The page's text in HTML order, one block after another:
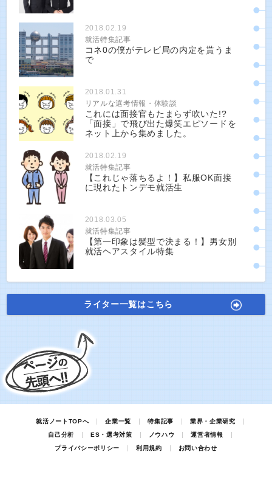
2018.02.19
就活特集記事
コネ0の僕がテレビ局の内定を貰うま
で
2018.01.31
リアルな選考情報・体験談
これには面接官もたまらず吹いた!?
「面接」で飛び出た爆笑エピソードを
ネット上から集めました。
2018.02.19
就活特集記事
【これじゃ落ちるよ！】私服OK面接
に現れたトンデモ就活生
2018.03.05
就活特集記事
【第一印象は髪型で決まる！】男女別
就活ヘアスタイル特集
ライター一覧はこちら
就活ノートTOPへ 企業一覧 特集記事
業界・企業研究
自己分析
ES・選考対策 ノウハウ
運営者情報
プライバシーポリシー
利用規約 お問い合わせ